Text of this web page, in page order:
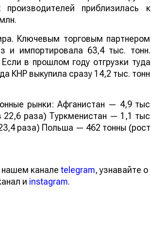
производителей приблизилась к
Ключевым торговым партнером
и импортировала 63,4 тыс. тонн.
в прошлом году отгрузки туда
КНР выкупила сразу 14,2 тыс. тонн
рынки: Афганистан — 4,9 тыс
22,6 раза) Туркменистан — 1,1 тыс
раза) Польша — 462 тонны (рост
нашем канале telegram, узнавайте о
и instagram.